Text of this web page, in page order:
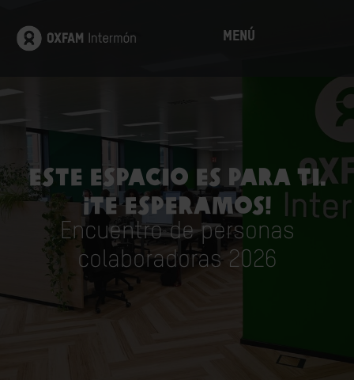
MENÚ
Este espacio es para ti.
¡Te esperamos!
Encuentro de personas
colaboradoras 2026